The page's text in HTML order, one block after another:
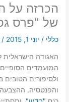
הכרזה על
של "פרס גפן"
כללי / יוני 1, 2015 /
האגודה הישראלית
המועמדים
ולסיפורים הטובים